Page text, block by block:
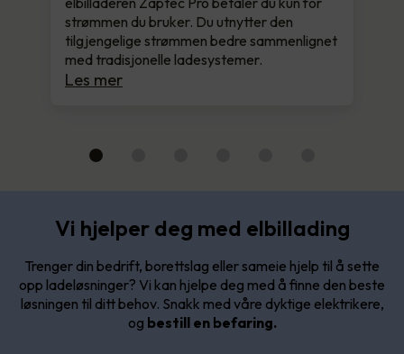
strømmen du bruker. Du utnytter den
tilgjengelige strømmen bedre sammenlignet
med tradisjonelle ladesystemer.
Les mer
Vi hjelper deg med elbillading
Trenger din bedrift, borettslag eller sameie hjelp til å sette
opp ladeløsninger? Vi kan hjelpe deg med å finne den beste
løsningen til ditt behov. Snakk med våre dyktige elektrikere,
og bestill en befaring.